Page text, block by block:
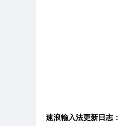
速浪输入法更新日志：